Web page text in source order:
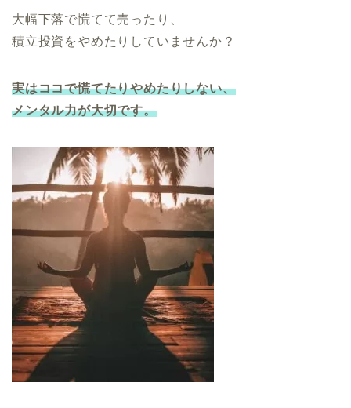
大幅下落で慌てて売ったり、
積立投資をやめたりしていませんか？
実はココで慌てたりやめたりしない、
メンタル力が大切です。